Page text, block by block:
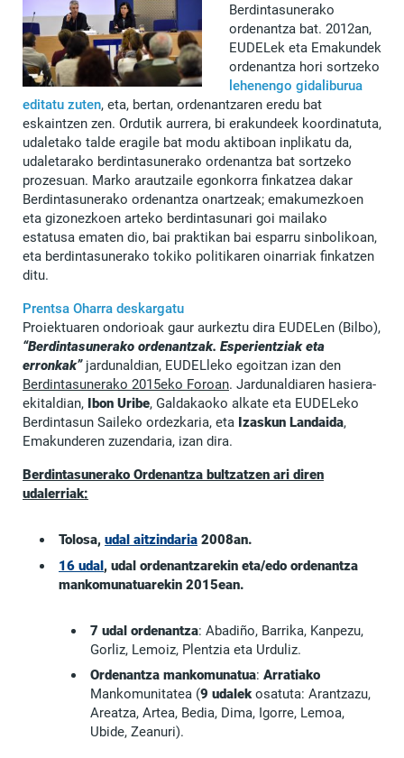
Berdintasunerako
ordenantza bat. 2012an,
EUDELek eta Emakundek
ordenantza hori sortzeko
lehenengo gidaliburua
editatu zuten, eta, bertan, ordenantzaren eredu bat
eskaintzen zen. Ordutik aurrera, bi erakundeek koordinatuta,
udaletako talde eragile bat modu aktiboan inplikatu da,
udaletarako berdintasunerako ordenantza bat sortzeko
prozesuan. Marko arautzaile egonkorra finkatzea dakar
Berdintasunerako ordenantza onartzeak; emakumezkoen
eta gizonezkoen arteko berdintasunari goi mailako
estatusa ematen dio, bai praktikan bai esparru sinbolikoan,
eta berdintasunerako tokiko politikaren oinarriak finkatzen
ditu.
Prentsa Oharra deskargatu
Proiektuaren ondorioak gaur aurkeztu dira EUDELen (Bilbo),
“Berdintasunerako ordenantzak. Esperientziak eta
erronkak”jardunaldian, EUDELleko egoitzan izan den
Berdintasunerako 2015eko Foroan. Jardunaldiaren hasiera-
ekitaldian,
Ibon Uribe, Galdakaoko alkate eta EUDELeko
Berdintasun Saileko ordezkaria, eta Izaskun Landaida,
Emakunderen zuzendaria, izan dira.
Berdintasunerako Ordenantza bultzatzen ari diren
udalerriak:
Tolosa, udal aitzindaria 2008an.
16 udal, udal ordenantzarekin eta/edo ordenantza
mankomunatuarekin 2015ean.
7 udal ordenantza: Abadiño, Barrika, Kanpezu,
Gorliz, Lemoiz, Plentzia eta Urduliz.
Ordenantza mankomunatua: Arratiako
Mankomunitatea (9 udalekosatuta: Arantzazu,
Areatza, Artea, Bedia, Dima, Igorre, Lemoa,
Ubide, Zeanuri).